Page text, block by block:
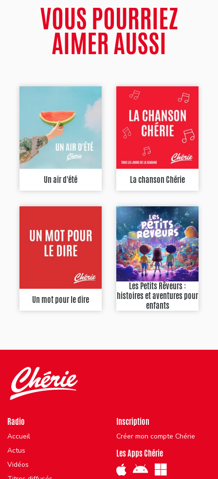
VOUS POURRIEZ
AIMER AUSSI
Un air d'été La chanson Chérie
Un mot pour le dire
Les Petits Rêveurs :
histoires et aventures pour
enfants
Radio
Accueil
Actus
Vidéos
Inscription
Créer mon compte Chérie
Les Apps Chérie